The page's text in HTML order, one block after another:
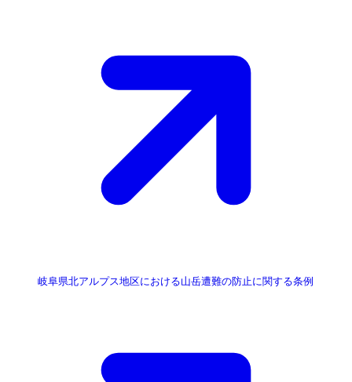
岐阜県北アルプス地区における山岳遭難の防止に関する条例